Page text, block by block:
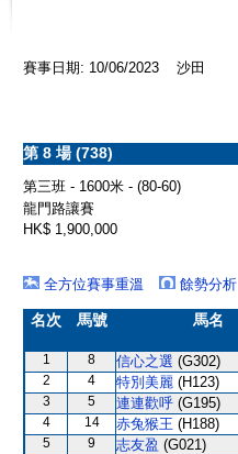
賽事日期: 10/06/2023 沙田
第 8 場 (738)
第三班 - 1600米 - (80-60)
龍門路讓賽
HK$ 1,900,000
全方位賽事重溫
餘勢分析
名次 馬號 馬名
1 8 信心之選 (G302)
2 4 特別美麗 (H123)
3 5 連連歡呼 (G195)
4 14 赤兔猴王 (H188)
5 9 志友盈 (G021)